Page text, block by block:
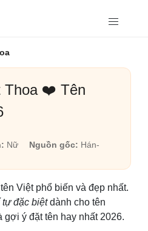
Thoa ❤️ Tên
Nữ Nguồn gốc: Hán-
Việt phổ biến và đẹp nhất.
tự đặc biệtdành cho tên
gợi ý đặt tên hay nhất 2026.